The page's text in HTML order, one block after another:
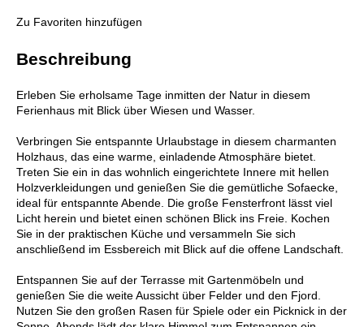
Zu Favoriten hinzufügen
Beschreibung
Erleben Sie erholsame Tage inmitten der Natur in diesem
Ferienhaus mit Blick über Wiesen und Wasser.
Verbringen Sie entspannte Urlaubstage in diesem charmanten
Holzhaus, das eine warme, einladende Atmosphäre bietet.
Treten Sie ein in das wohnlich eingerichtete Innere mit hellen
Holzverkleidungen und genießen Sie die gemütliche Sofaecke,
ideal für entspannte Abende. Die große Fensterfront lässt viel
Licht herein und bietet einen schönen Blick ins Freie. Kochen
Sie in der praktischen Küche und versammeln Sie sich
anschließend im Essbereich mit Blick auf die offene Landschaft.
Entspannen Sie auf der Terrasse mit Gartenmöbeln und
genießen Sie die weite Aussicht über Felder und den Fjord.
Nutzen Sie den großen Rasen für Spiele oder ein Picknick in der